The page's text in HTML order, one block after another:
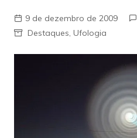
9 de dezembro de 2009
Destaques Ufologia